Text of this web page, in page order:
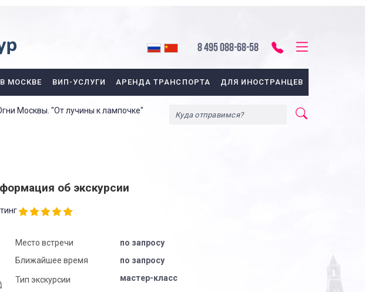
8 495 088-68-58
МОСКВЕ ВИП-УСЛУГИ АРЕНДА ТРАНСПОРТА ДЛЯ ИНОСТРАНЦЕВ
Москвы. "От лучины к лампочке"
об экскурсии
Место встречи
по запросу
Ближайшее время
по запросу
Тип экскурсии мастер-класс